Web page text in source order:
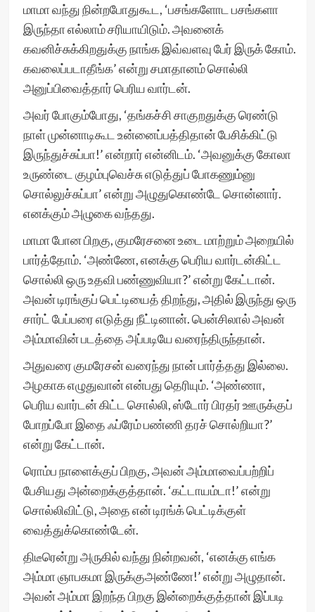
மாமா வந்து நின்றபோதுகூட, ‘பசங்களோட பசங்களா
இருந்தா எல்லாம் சரியாயிடும். அவனைக்
கவனிச்சுக்கிறதுக்கு நாங்க இவ்வளவு பேர் இருக் கோம்.
கவலைப்படாதீங்க’ என்று சமாதானம் சொல்லி
அனுப்பிவைத்தார் பெரிய வார்டன்.
அவர் போகும்போது, ‘தங்கச்சி சாகுறதுக்கு ரெண்டு
நாள் முன்னாடிகூட உன்னைப்பத்திதான் பேசிக்கிட்டு
இருந்துச்சுப்பா!’ என்றார் என்னிடம். ‘அவனுக்கு கோலா
உருண்டை குழம்புவெச்சு எடுத்துப் போகணும்னு
சொல்லுச்சுப்பா’ என்று அழுதுகொண்டே சொன்னார்.
எனக்கும் அழுகை வந்தது.
மாமா போன பிறகு, குமரேசனை உடை மாற்றும் அறையில்
பார்த்தோம். ‘அண்ணே, எனக்கு பெரிய வார்டன்கிட்ட
சொல்லி ஒரு உதவி பண்ணுவியா?’ என்று கேட்டான்.
அவன் டிரங்குப் பெட்டியைத் திறந்து, அதில் இருந்து ஒரு
சார்ட் பேப்பரை எடுத்து நீட்டினான். பென்சிலால் அவன்
அம்மாவின் படத்தை அப்படியே வரைந்திருந்தான்.
அதுவரை குமரேசன் வரைந்து நான் பார்த்தது இல்லை.
அழகாக எழுதுவான் என்பது தெரியும். ‘அண்ணா,
பெரிய வார்டன் கிட்ட சொல்லி, ஸ்டோர் பிரதர் ஊருக்குப்
போறப்போ இதை ஃப்ரேம் பண்ணி தரச் சொல்றியா?’
என்று கேட்டான்.
ரொம்ப நாளைக்குப் பிறகு, அவன் அம்மாவைப்பற்றிப்
பேசியது அன்றைக்குத்தான். ‘கட்டாயம்டா!’ என்று
சொல்லிவிட்டு, அதை என் டிரங்க் பெட்டிக்குள்
வைத்துக்கொண்டேன்.
திடீரென்று அருகில் வந்து நின்றவன், ‘எனக்கு எங்க
அம்மா ஞாபகமா இருக்குஅண்ணே!’ என்று அழுதான்.
அவன் அம்மா இறந்த பிறகு இன்றைக்குத்தான் இப்படி